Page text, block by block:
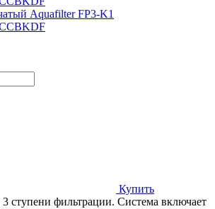
Aquafilter FP3-K1
Купить
ступени фильтрации. Система включает